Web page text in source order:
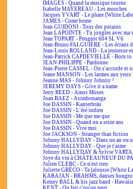
IMAGES - Quand la musique tourne
Isabelle MAYEREAU - Les mouches
Jacques YVART - Le phare [White
JAMES - Come home
Jean GUIDONI - Tous des putains
Jean LAPOINTE - Tu jongles avec ma
Jean TOPART - Peugeot 604 SL V6
Jean-Bruno FALGUIÈRE - Les écrans
Jean-Louis ROLLAND - La jeunesse
Jean-Patrick CAPDEVIELLE - Born to
JEAN-PHILIPPE - Pardonne
Jean-Pierre CASSEL - On s'accorde et
Jeane MANSON - Les larmes aux yeux
Jeanne MAS - Johnny Johnny ²
JEREMY DAYS - Give it a name
Jerry REED - Amos Moses
Joan BAEZ - Asimbonanga
Joe DASSIN - Kanterbräu
Joe DASSIN - L'été indien
Joe DASSIN - Me que me que
Joe DASSIN - Quand on a seize ans
Joe DASSIN - Vive moi
Joe JACKSON - Stranger than fiction
Johnny HALLYDAY - Dans un an ou
Johnny HALLYDAY - Que je t'aime
Johnny HALLYDAY & Sylvie
Joye du vin à CHÂTEAUNEUF DU
Julien CLERC - Ce n'est rien
Juliette GRÉCO - Ta jalousie [White
KARAJAN - BRAHMS, danses
Kenny BALL & his jazz band -
KENT - On fait c'qu'on peut